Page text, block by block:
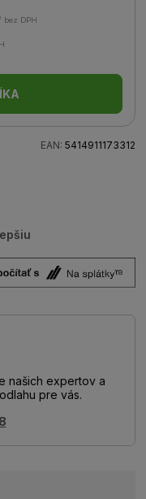
bez DPH
EAN: 5414911173312
našich expertov a
pre vás.